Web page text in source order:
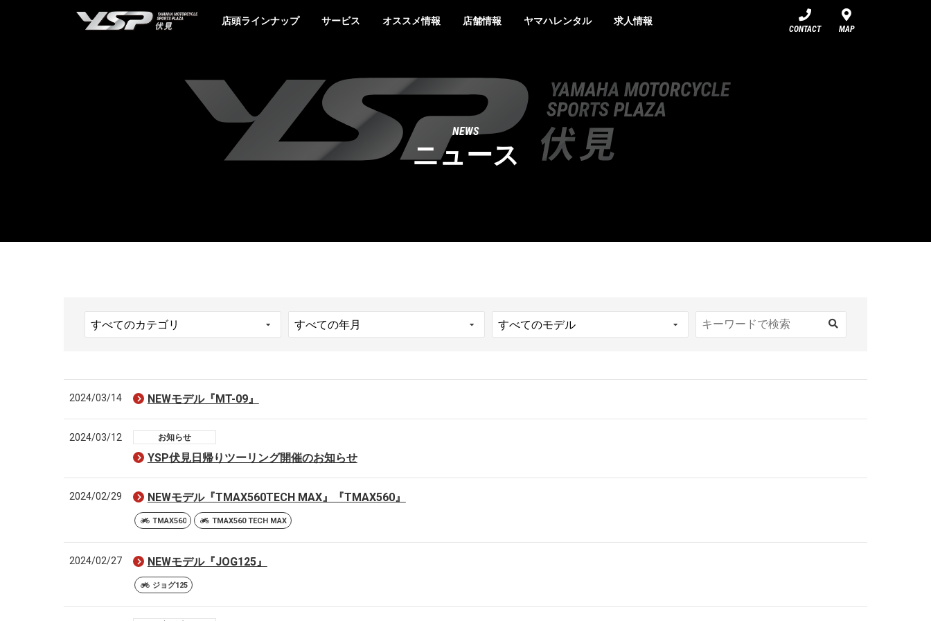
YSP伏見店頭ラインナップ サービス オススメ情報 店舗情報 ヤマハレンタル 求人情報
CONTACT MAP
NEWS
ニュース
2024/03/14 NEWモデル『MT-09』
2024/03/12 お知らせ
YSP伏見日帰りツーリング開催のお知らせ
2024/02/29 NEWモデル『TMAX560TECH MAX』『TMAX560』
TMAX560 TMAX560 TECH MAX
2024/02/27 NEWモデル『JOG125』
ジョグ125